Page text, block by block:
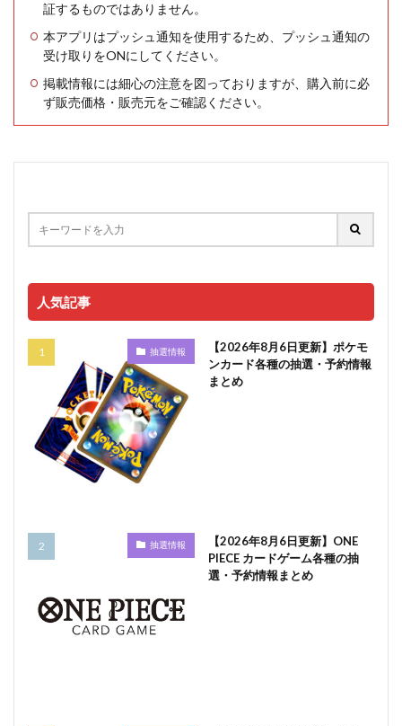
証するものではありません。
本アプリはプッシュ通知を使用するため、プッシュ通知の
受け取りをONにしてください。
掲載情報には細心の注意を図っておりますが、購入前に必
ず販売価格・販売元をご確認ください。
人気記事
抽選情報
【2026年8月6日更新】ポケモ
ンカード各種の抽選・予約情報
まとめ
抽選情報
【2026年8月6日更新】ONE
PIECE カードゲーム各種の抽
選・予約情報まとめ